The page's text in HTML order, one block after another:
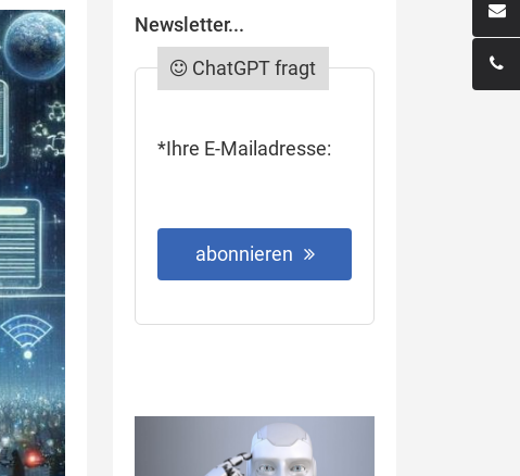
Newsletter...
ChatGPT fragt
*Ihre E-Mailadresse:
abonnieren